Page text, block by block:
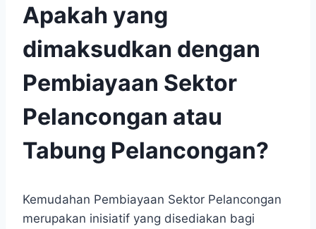
Apakah yang
dimaksudkan dengan
Pembiayaan Sektor
Pelancongan atau
Tabung Pelancongan?
Kemudahan Pembiayaan Sektor Pelancongan
merupakan inisiatif yang disediakan bagi